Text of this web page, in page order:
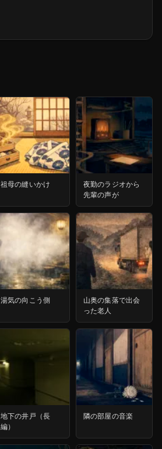
祖母の縫いかけ
夜勤のラジオから
先輩の声が
湯気の向こう側
山奥の集落で出会
った老人
地下の井戸（長
編）
隣の部屋の音楽